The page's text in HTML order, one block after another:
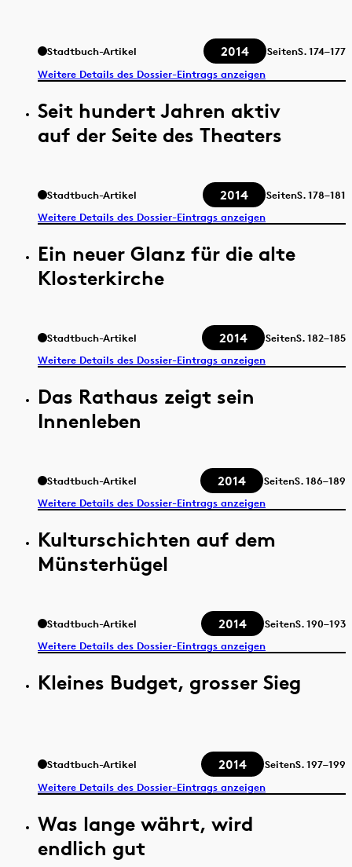
Stadtbuch-Artikel 2014 SeitenS.174–177
Weitere Details des Dossier-Eintrags anzeigen
Seit hundert Jahren aktiv
auf der Seite des Theaters
Stadtbuch-Artikel 2014 SeitenS.178–181
Weitere Details des Dossier-Eintrags anzeigen
Ein neuer Glanz für die alte
Klosterkirche
Stadtbuch-Artikel 2014 SeitenS.182–185
Weitere Details des Dossier-Eintrags anzeigen
Das Rathaus zeigt sein
Innenleben
Stadtbuch-Artikel 2014 SeitenS.186–189
Weitere Details des Dossier-Eintrags anzeigen
Kulturschichten auf dem
Münsterhügel
Stadtbuch-Artikel 2014 SeitenS.190–193
Weitere Details des Dossier-Eintrags anzeigen
Kleines Budget, grosser Sieg
Stadtbuch-Artikel 2014 SeitenS.197–199
Weitere Details des Dossier-Eintrags anzeigen
Was lange währt, wird
endlich gut